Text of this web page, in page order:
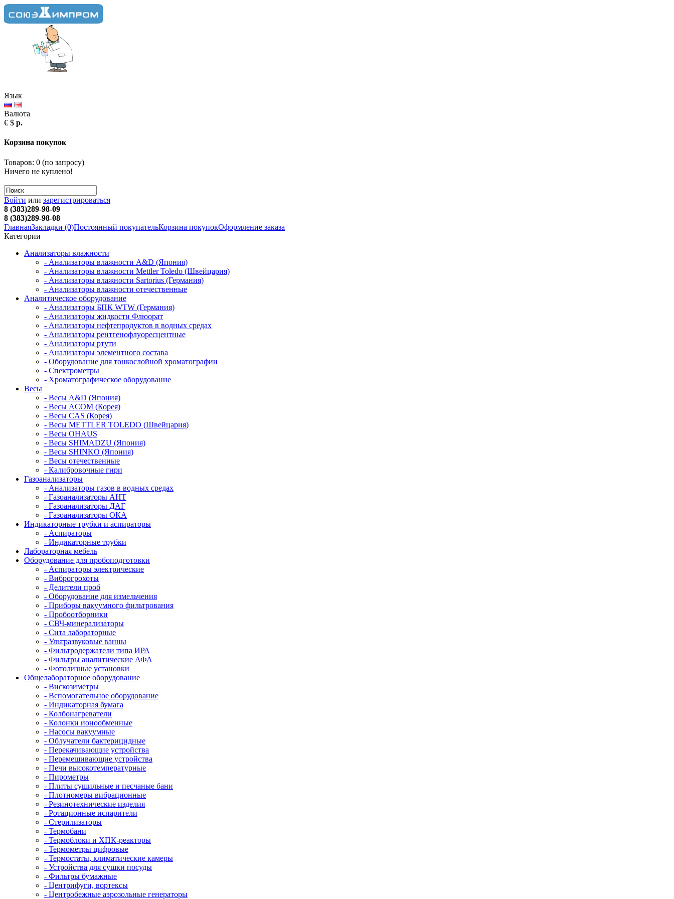
Язык
Валюта
€ $ р.
Корзина покупок
Товаров: 0 (по запросу)
Ничего не куплено!
Войти или зарегистрироваться
8 (383)289-98-09
8 (383)289-98-08
ГлавнаяЗакладки (0)Постоянный покупательКорзина покупокОформление заказа
Категории
Анализаторы влажности
- Анализаторы влажности A&D (Япония)
- Анализаторы влажности Mettler Toledo (Швейцария)
- Анализаторы влажности Sartorius (Германия)
- Анализаторы влажности отечественные
Аналитическое оборудование
- Анализаторы БПК WTW (Германия)
- Анализаторы жидкости Флюорат
- Анализаторы нефтепродуктов в водных средах
- Анализаторы рентгенофлуоресцентные
- Анализаторы ртути
- Анализаторы элементного состава
- Оборудование для тонкослойной хроматографии
- Спектрометры
- Хроматографическое оборудование
Весы
- Весы A&D (Япония)
- Весы ACOM (Корея)
- Весы CAS (Корея)
- Весы METTLER TOLEDO (Швейцария)
- Весы OHAUS
- Весы SHIMADZU (Япония)
- Весы SHINKO (Япония)
- Весы отечественные
- Калибровочные гири
Газоанализаторы
- Анализаторы газов в водных средах
- Газоанализаторы АНТ
- Газоанализаторы ДАГ
- Газоанализаторы ОКА
Индикаторные трубки и аспираторы
- Аспираторы
- Индикаторные трубки
Лабораторная мебель
Оборудование для пробоподготовки
- Аспираторы электрические
- Виброгрохоты
- Делители проб
- Оборудование для измельчения
- Приборы вакуумного фильтрования
- Пробоотборники
- СВЧ-минерализаторы
- Сита лабораторные
- Ультразвуковые ванны
- Фильтродержатели типа ИРА
- Фильтры аналитические АФА
- Фотолизные установки
Общелабораторное оборудование
- Вискозиметры
- Вспомогательное оборудование
- Индикаторная бумага
- Колбонагреватели
- Колонки ионообменные
- Насосы вакуумные
- Облучатели бактерицидные
- Перекачивающие устройства
- Перемешивающие устройства
- Печи высокотемпературные
- Пирометры
- Плиты сушильные и песчаные бани
- Плотномеры вибрационные
- Резинотехнические изделия
- Ротационные испарители
- Стерилизаторы
- Термобани
- Термоблоки и ХПК-реакторы
- Термометры цифровые
- Термостаты, климатические камеры
- Устройства для сушки посуды
- Фильтры бумажные
- Центрифуги, вортексы
- Центробежные аэрозольные генераторы